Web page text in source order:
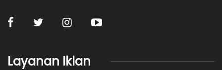
Layanan Iklan